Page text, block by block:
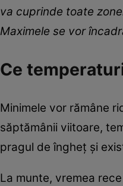
va cuprinde toate
Maximele se vor
Ce
Minimele vor rămâne
săptămânii viitoare,
pragul de îngheț și
La munte, vremea